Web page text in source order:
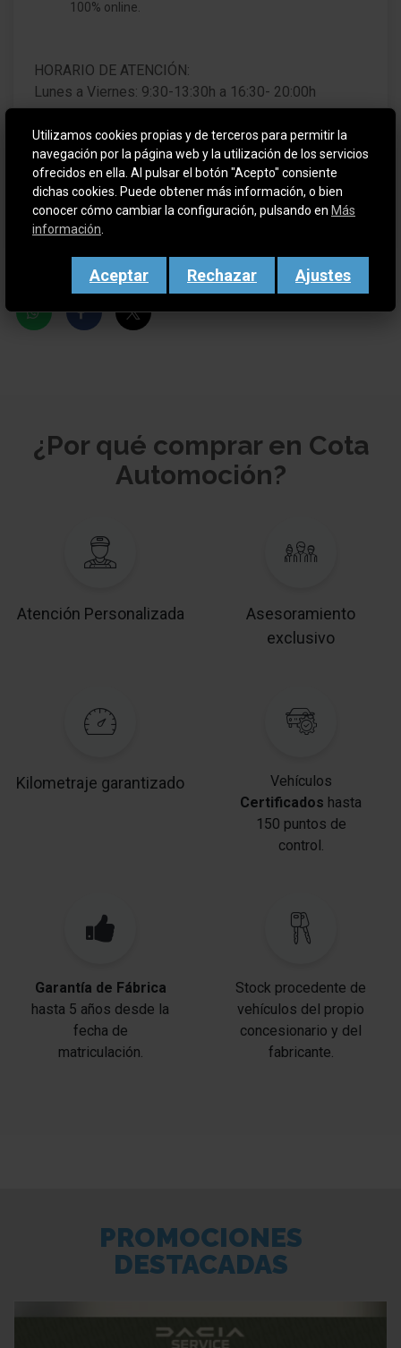
100% online.
HORARIO DE ATENCIÓN:
Lunes a Viernes: 9:30-13:30h a 16:30- 20:00h
Sábados: 9:30-13:30h
Anuncio informativo no vinculante, sin validez
contractual y sujeto a disponibilidad en la concesión.
Este anuncio puede contener errores y el precio
indicado puede sufrir variación sin previo aviso.
Compartir en redes sociales:
¿Por qué comprar en Cota
Automoción?
Atención Personalizada
Asesoramiento
exclusivo
Kilometraje garantizado
Vehículos
Certificados hasta
150 puntos de
control.
Garantía de Fábrica
hasta 5 años desde la
fecha de
matriculación.
Stock procedente de
vehículos del propio
concesionario y del
fabricante.
PROMOCIONES
DESTACADAS
Utilizamos cookies propias y de terceros para permitir la
navegación por la página web y la utilización de los servicios
ofrecidos en ella. Al pulsar el botón "Acepto" consiente
dichas cookies. Puede obtener más información, o bien
conocer cómo cambiar la configuración, pulsando en Más
información
Aceptar Rechazar Ajustes